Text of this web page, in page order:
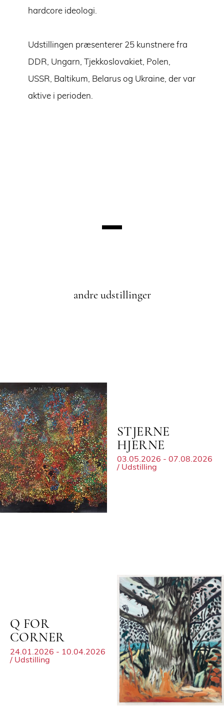
hardcore ideologi.
Udstillingen præsenterer 25 kunstnere fra
DDR, Ungarn, Tjekkoslovakiet, Polen,
USSR, Baltikum, Belarus og Ukraine, der var
aktive i perioden.
andre udstillinger
STJERNE
HJERNE
03.05.2026 - 07.08.2026
/ Udstilling
Q FOR
CORNER
24.01.2026 - 10.04.2026
/ Udstilling